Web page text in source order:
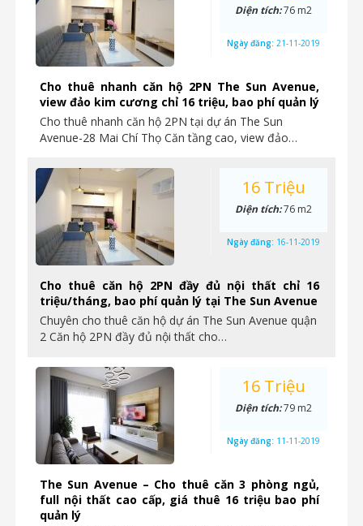
Cho thuê nhanh căn hộ 2PN The Sun Avenue,
view đảo kim cương chỉ 16 triệu, bao phí quản lý
Cho thuê nhanh căn hộ 2PN tại dự án The Sun
Avenue-28 Mai Chí Thọ Căn tầng cao, view đảo…
Diện tích:76 m2
Ngày đăng: 21-11-2019
Cho thuê căn hộ 2PN đầy đủ nội thất chỉ 16
triệu/tháng, bao phí quản lý tại The Sun Avenue
Chuyên cho thuê căn hộ dự án The Sun Avenue quận
2 Căn hộ 2PN đầy đủ nội thất cho…
16 Triệu
Diện tích:76 m2
Ngày đăng: 16-11-2019
The Sun Avenue – Cho thuê căn 3 phòng ngủ,
full nội thất cao cấp, giá thuê 16 triệu bao phí
quản lý
16 Triệu
Diện tích:79 m2
Ngày đăng: 11-11-2019